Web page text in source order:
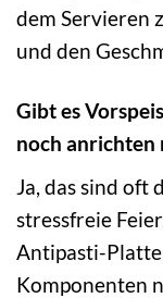
dem Servieren
und den
Gibt es
noch anrichten
Ja, das sind
stressfreie
Antipasti-
Komponenten